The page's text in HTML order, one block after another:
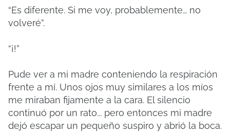
“Es diferente. Si me voy, probablemente… no
volveré”.
“¡!”
Pude ver a mi madre conteniendo la respiración
frente a mí. Unos ojos muy similares a los míos
me miraban fijamente a la cara. El silencio
continuó por un rato... pero entonces mi madre
dejó escapar un pequeño suspiro y abrió la boca.